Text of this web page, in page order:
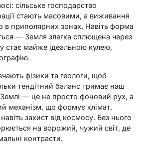
сільське господарство
стають масовими, а виживання
в приполярних зонах. Навіть форма
— Земля злегка сплющена через
стає майже ідеальною кулею,
фізики та геологи, щоб
тендітний баланс тримає наш
— це не просто фоновий рух, а
механізм, що формує клімат,
захист від космосу. Без нього
на ворожий, чужий світ, де
контрасти.